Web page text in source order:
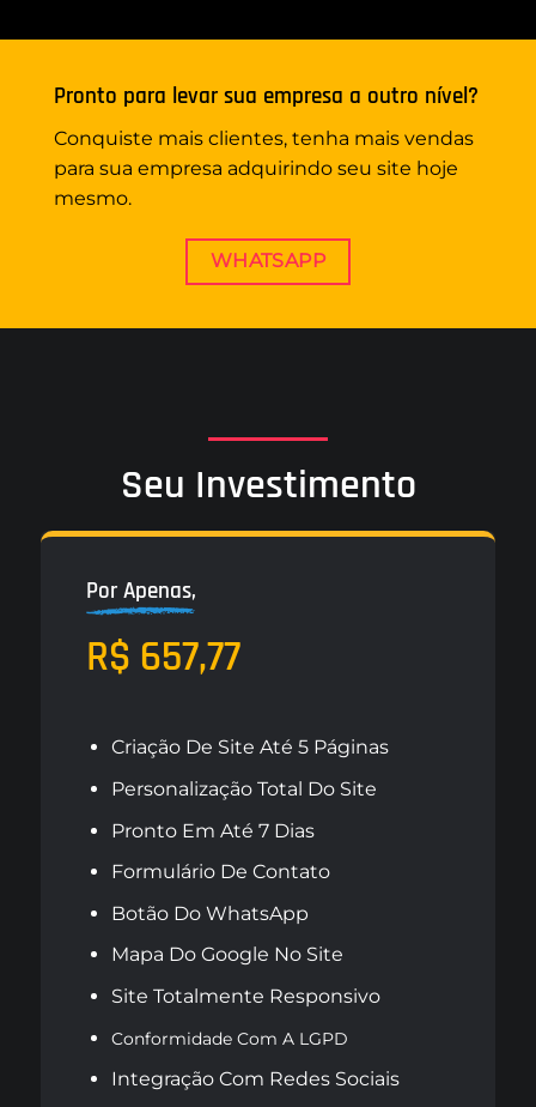
Pronto para levar sua empresa a outro nível?
Conquiste mais clientes, tenha mais vendas
para sua empresa adquirindo seu site hoje
mesmo.
WHATSAPP
Seu Investimento
Por Apenas,
R$ 657,77
Criação De Site Até 5 Páginas
Personalização Total Do Site
Pronto Em Até 7 Dias
Formulário De Contato
Botão Do WhatsApp
Mapa Do Google No Site
Site Totalmente Responsivo
Conformidade Com A LGPD
Integração Com Redes Sociais